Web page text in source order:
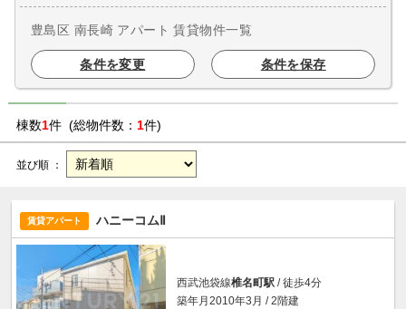
豊島区 南長崎 アパート 賃貸物件一覧
条件を変更 条件を保存
棟数1件 (総物件数： 1件)
並び順 ：
賃貸アパート ハニーコムⅡ
西武池袋線椎名町駅 / 徒歩4分
築年月2010年3月 / 2階建